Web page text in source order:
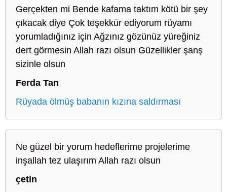
Gerçekten mi Bende kafama taktım kötü bir şey
çıkacak diye Çok teşekkür ediyorum rüyamı
yorumladığınız için Ağzınız gözünüz yüreğiniz
dert görmesin Allah razı olsun Güzellikler şanş
sizinle olsun
Ferda Tan
Rüyada ölmüş babanın kızına saldırması
Ne güzel bir yorum hedeflerime projelerime
inşallah tez ulaşırım Allah razı olsun
çetin